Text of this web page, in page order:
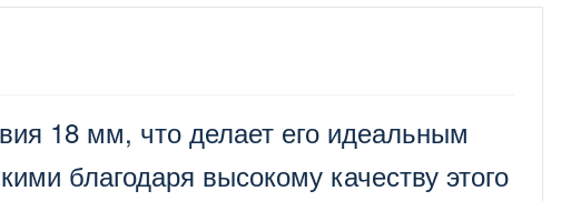
18 мм, что делает его идеальным
благодаря высокому качеству этого